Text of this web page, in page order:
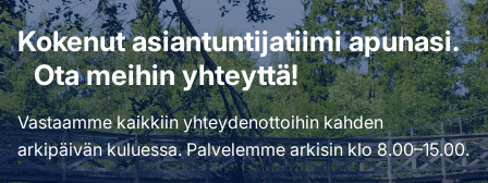
Kokenut asiantuntijatiimi apunasi.
Ota meihin yhteyttä!
Vastaamme kaikkiin yhteydenottoihin kahden
arkipäivän kuluessa. Palvelemme arkisin klo 8.00–15.00.